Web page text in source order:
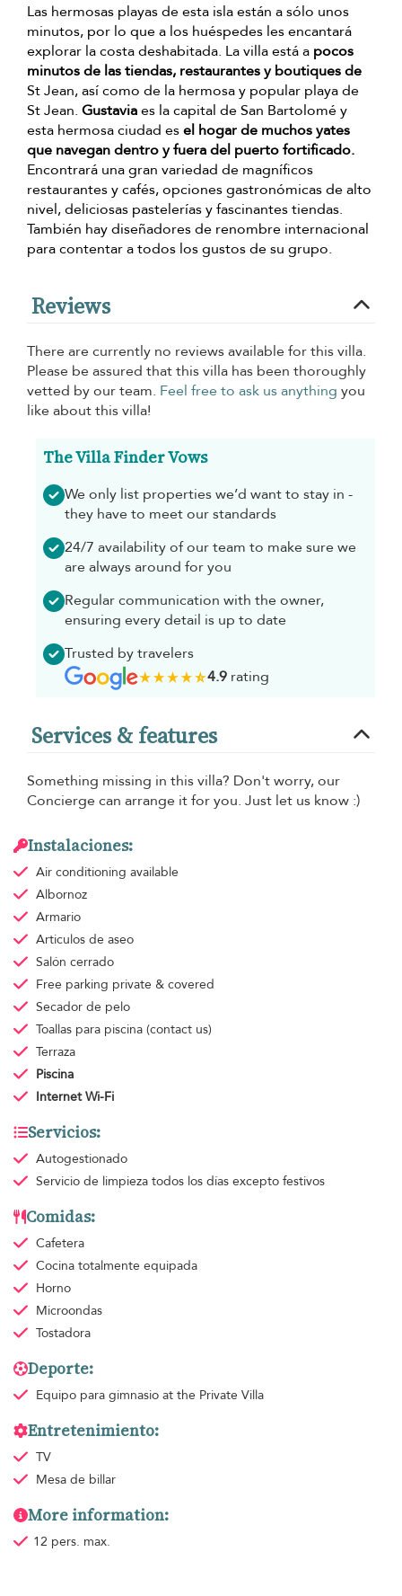
Las hermosas playas de esta isla están a sólo unos
minutos, por lo que a los huéspedes les encantará
explorar la costa deshabitada. La villa está a pocos
minutos de las tiendas, restaurantes y boutiques de
St Jean, así como de la hermosa y popular playa de
St Jean. Gustaviaes la capital de San Bartolomé y
esta hermosa ciudad esel hogar de muchos yates
que navegan dentro y fuera del puerto fortificado.
Encontrará una gran variedad de magníficos
restaurantes y cafés, opciones gastronómicas de alto
nivel, deliciosas pastelerías y fascinantes tiendas.
También hay diseñadores de renombre internacional
para contentar a todos los gustos de su grupo.
Reviews
There are currently no reviews available for this villa.
Please be assured that this villa has been thoroughly
vetted by our team. Feel free to ask us anything you
like about this villa!
The Villa Finder Vows
We only list properties we’d want to stay in -
they have to meet our standards
24/7 availability of our team to make sure we
are always around for you
Regular communication with the owner,
ensuring every detail is up to date
Trusted by travelers
4.9rating
Services & features
Something missing in this villa? Don't worry, our
Concierge can arrange it for you. Just let us know :)
Instalaciones:
Air conditioning available
Albornoz
Armario
Articulos de aseo
Salón cerrado
Free parking private & covered
Secador de pelo
Toallas para piscina (contact us)
Terraza
Piscina
Internet Wi-Fi
Servicios:
Autogestionado
Servicio de limpieza todos los días excepto festivos
Comidas:
Cafetera
Cocina totalmente equipada
Horno
Microondas
Tostadora
Deporte:
Equipo para gimnasio at the Private Villa
Entretenimiento:
TV
Mesa de billar
More information:
12 pers. max.